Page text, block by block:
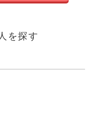
を探す